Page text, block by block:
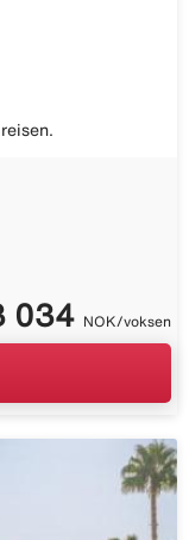
034 NOK/voksen